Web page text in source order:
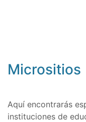
Micrositios
Aquí encontrarás
instituciones de